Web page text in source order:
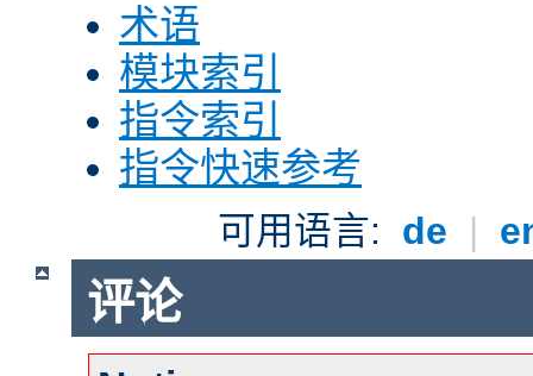
术语
模块索引
指令索引
指令快速参考
可用语言: de |
评论